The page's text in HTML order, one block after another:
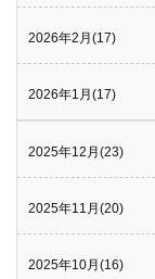
2026年2月(17)
2026年1月(17)
2025年12月(23)
2025年11月(20)
2025年10月(16)